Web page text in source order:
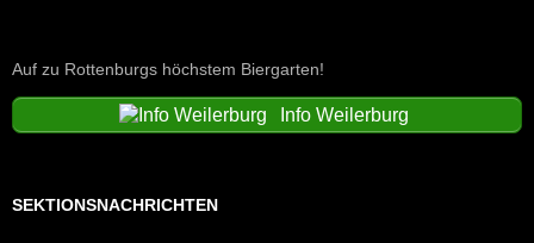
Auf zu Rottenburgs höchstem Biergarten!
Info Weilerburg
SEKTIONSNACHRICHTEN